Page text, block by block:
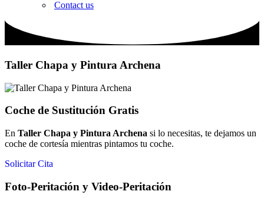
Contact us
Taller Chapa y Pintura Archena
Coche de Sustitución Gratis
En Taller Chapa y Pintura Archena si lo necesitas, te dejamos un
coche de cortesía mientras pintamos tu coche.
Solicitar Cita
Foto-Peritación y Video-Peritación